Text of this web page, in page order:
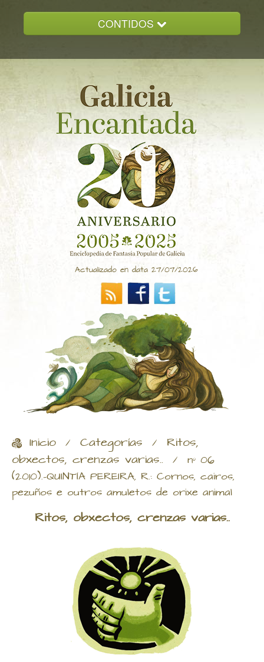
CONTIDOS
GALICIA ENCANTADA
DOCUMENTACION
NOVAS
CONTACTO
Actualizado en data 27/07/2026
Inicio / Categorías / Ritos,
obxectos, crenzas varias.. / nº 06
(2010).-QUINTÍA PEREIRA, R.: Cornos, cairos,
pezuños e outros amuletos de orixe animal
Ritos, obxectos, crenzas varias..